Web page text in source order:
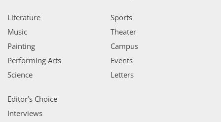
Literature
Music
Painting
Performing Arts
Science
Sports
Theater
Campus
Events
Letters
Editor’s Choice
Interviews